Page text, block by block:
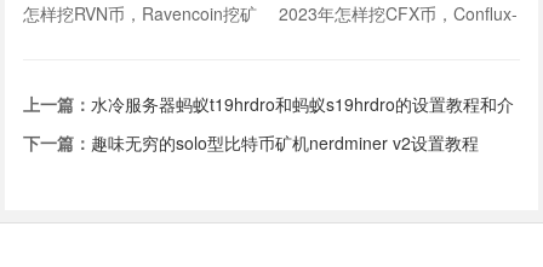
怎样挖RVN币，Ravencoin挖矿
2023年怎样挖CFX币，Conflux-
上一篇：水冷服务器蚂蚁t19hrdro和蚂蚁s19hrdro的设置教程和介
绍
下一篇： 趣味无穷的solo型比特币矿机nerdminer v2设置教程